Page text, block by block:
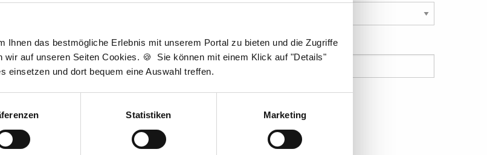
Ihnen das bestmögliche Erlebnis mit unserem Portal zu bieten und die Zugriffe
wir auf unseren Seiten Cookies. 🍪 Sie können mit einem Klick auf "Details"
einsetzen und dort bequem eine Auswahl treffen.
Statistiken Marketing
Nachname*